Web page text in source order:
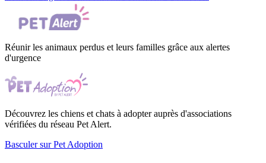
Réunir les animaux perdus et leurs familles grâce aux alertes
d'urgence
Découvrez les chiens et chats à adopter auprès d'associations
vérifiées du réseau Pet Alert.
Basculer sur Pet Adoption